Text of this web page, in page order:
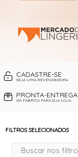
CADASTRE-SE
SEJA UMA REVENDEDORA
PRONTA-ENTREGA
DA FÁBRICA PARA SUA LOJA
FILTROS SELECIONADOS